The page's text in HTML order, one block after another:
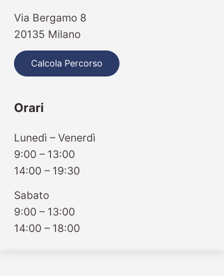
Via Bergamo 8
20135 Milano
Calcola Percorso
Orari
Lunedì – Venerdì
9:00 – 13:00
14:00 – 19:30
Sabato
9:00 – 13:00
14:00 – 18:00